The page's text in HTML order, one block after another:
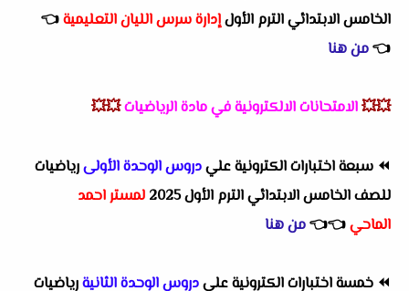
الخامس الابتدائي الترم الأولإدارة سرس الليان التعليمية👈
👈من هنا
💥💥الامتحانات الالكترونية في مادة الرياضيات💥💥
⏪ سبعة اختبارات الكترونية عليدروس الوحدة الأولىرياضيات
للصف الخامس الابتدائي الترم الأول 2025
لمستر احمد
الماحي👈
👈من هنا
⏪ خمسة اختبارات الكترونية عليدروس الوحدة الثانيةرياضيات